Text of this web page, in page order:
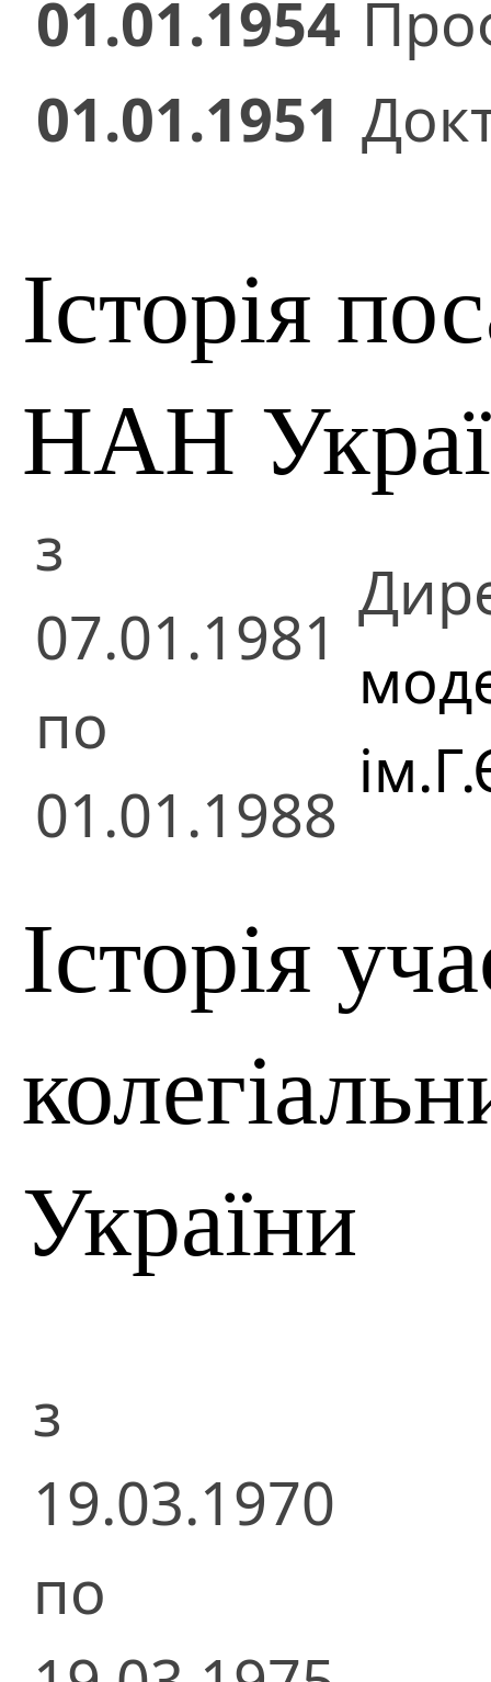
01.01.1954
01.01.1951
Історія
НАН
з
07.01.1981
по
01.01.1988
Історія
України
з
19.03.1970
по